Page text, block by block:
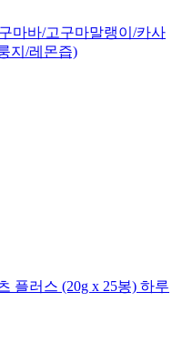
마바/고구마말랭이/카사
지/레몬즙)
플러스 (20g x 25봉) 하루